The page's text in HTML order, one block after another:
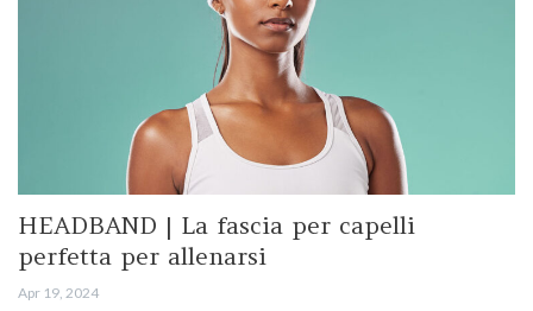
HEADBAND | La fascia per capelli
perfetta per allenarsi
Apr 19, 2024